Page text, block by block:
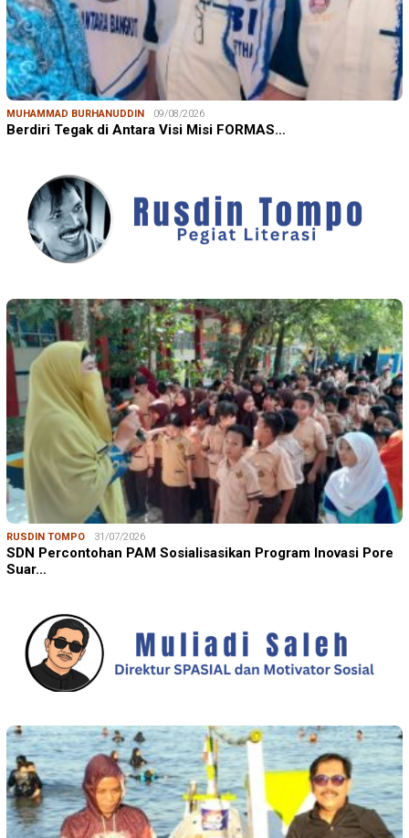
MUHAMMAD BURHANUDDIN 09/08/2026
Berdiri Tegak di Antara Visi Misi FORMAS…
RUSDIN TOMPO 31/07/2026
SDN Percontohan PAM Sosialisasikan Program Inovasi Pore
Suar…